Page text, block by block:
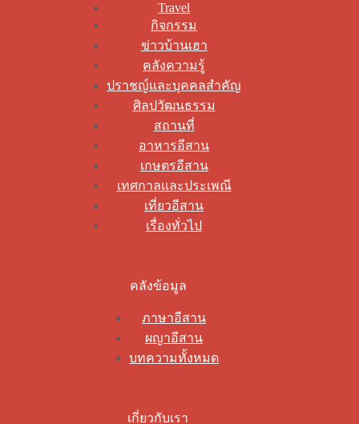
Travel
กิจกรรม
ข่าวบ้านเฮา
คลังความรู้
ปราชญ์และบุคคลสำคัญ
ศิลปวัฒนธรรม
สถานที่
อาหารอีสาน
เกษตรอีสาน
เทศกาลและประเพณี
เที่ยวอีสาน
เรื่องทั่วไป
คลังข้อมูล
ภาษาอีสาน
ผญาอีสาน
บทความทั้งหมด
เกี่ยวกับเรา